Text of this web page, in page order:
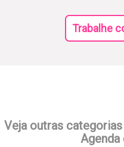
Trabalhe
Veja outras